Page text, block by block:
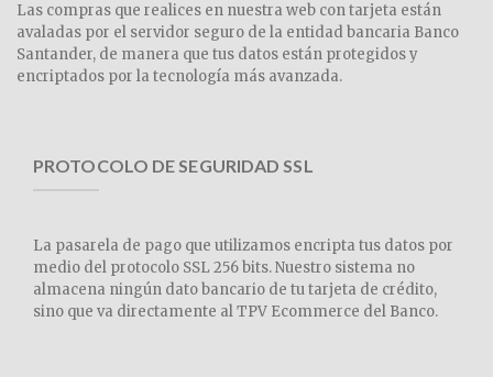
Las compras que realices en nuestra web con tarjeta están
avaladas por el servidor seguro de la entidad bancaria Banco
Santander, de manera que tus datos están protegidos y
encriptados por la tecnología más avanzada.
PROTOCOLO DE SEGURIDAD SSL
La pasarela de pago que utilizamos encripta tus datos por
medio del protocolo SSL 256 bits. Nuestro sistema no
almacena ningún dato bancario de tu tarjeta de crédito,
sino que va directamente al TPV Ecommerce del Banco.